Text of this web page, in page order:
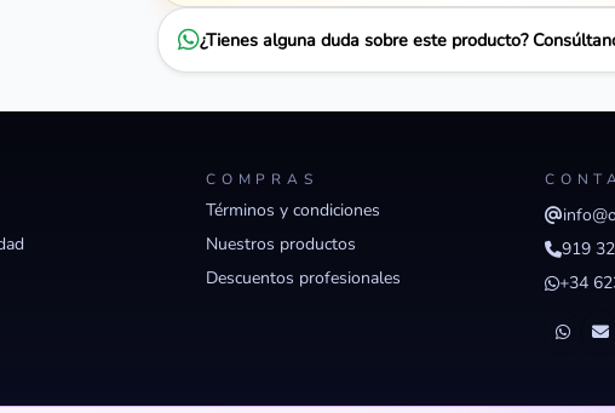
¿Tienes alguna duda sobre este producto?
COMPRAS
Términos y condiciones
Nuestros productos
Descuentos profesionales
919
+34